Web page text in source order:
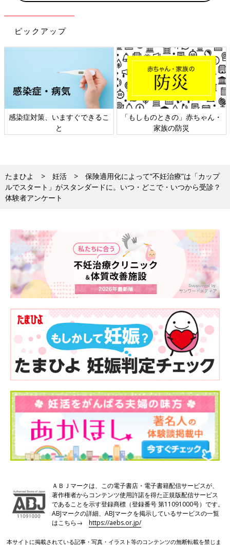
ピックアップ
感染症対策、いますぐできるこ
と
「もしものときの」赤ちゃん・
家族の防災
たまひよ 妊活
保険適用化によって“不妊治療”は「カップ
ルでスタート」がスタンダードに。いつ・どこで・いつから受診？
体験者アンケート
ＡＢＪマークは、この電子書店・電子書籍配信サービスが、
著作権者からコンテンツ使用許諾を得た正規版配信サービス
であることを示す登録商標（登録番号 第11091000号）です。
ABJマークの詳細、ABJマークを掲示しているサービスの一覧
はこちら→https://aebs.or.jp/
本サイトに掲載されている記事・写真・イラスト等のコンテンツの無断転載を禁じま